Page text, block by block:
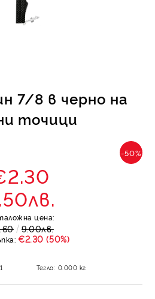
7/8 в черно на
точици
-50%
цена:
9.00лв.
€2.30 (50%)
Тегло: 0.000 кг